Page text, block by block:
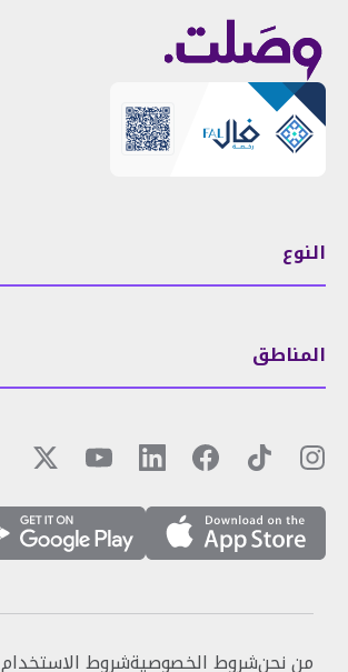
النوع
المناطق
من نحنشروط الخصوصيةشروط الاستخدام